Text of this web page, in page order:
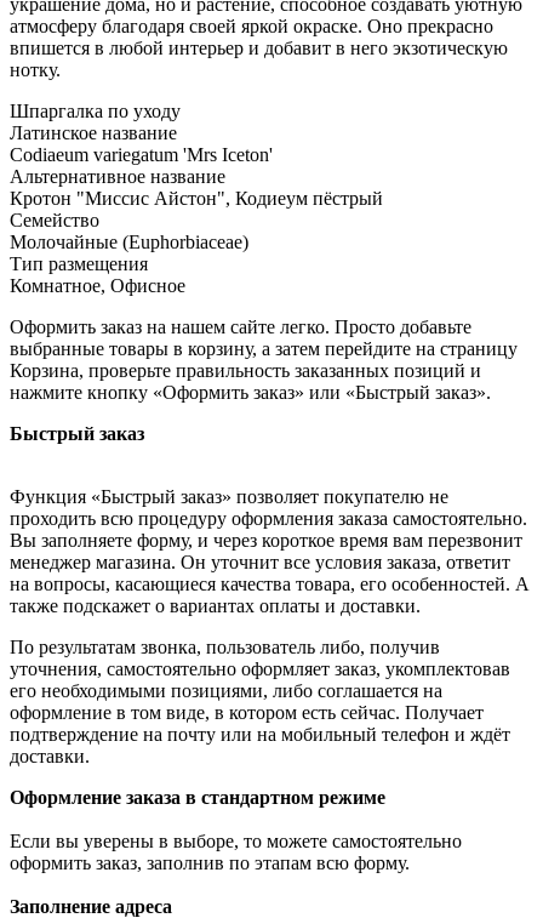
украшение дома, но и растение, способное создавать уютную
атмосферу благодаря своей яркой окраске. Оно прекрасно
впишется в любой интерьер и добавит в него экзотическую
нотку.
Шпаргалка по уходу
Латинское название
Codiaeum variegatum 'Mrs Iceton'
Альтернативное название
Кротон "Миссис Айстон", Кодиеум пёстрый
Семейство
Молочайные (Euphorbiaceae)
Тип размещения
Комнатное, Офисное
Оформить заказ на нашем сайте легко. Просто добавьте
выбранные товары в корзину, а затем перейдите на страницу
Корзина, проверьте правильность заказанных позиций и
нажмите кнопку «Оформить заказ» или «Быстрый заказ».
Быстрый заказ
Функция «Быстрый заказ» позволяет покупателю не
проходить всю процедуру оформления заказа самостоятельно.
Вы заполняете форму, и через короткое время вам перезвонит
менеджер магазина. Он уточнит все условия заказа, ответит
на вопросы, касающиеся качества товара, его особенностей. А
также подскажет о вариантах оплаты и доставки.
По результатам звонка, пользователь либо, получив
уточнения, самостоятельно оформляет заказ, укомплектовав
его необходимыми позициями, либо соглашается на
оформление в том виде, в котором есть сейчас. Получает
подтверждение на почту или на мобильный телефон и ждёт
доставки.
Оформление заказа в стандартном режиме
Если вы уверены в выборе, то можете самостоятельно
оформить заказ, заполнив по этапам всю форму.
Заполнение адреса